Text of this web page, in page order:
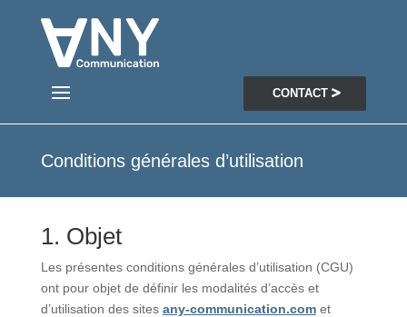
CONTACT
Conditions générales d’utilisation
1. Objet
Les présentes conditions générales d’utilisation (CGU)
ont pour objet de définir les modalités d’accès et
d’utilisation des sites any-communication.comet